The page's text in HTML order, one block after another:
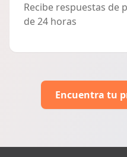
Recibe respuestas de
de 24 horas
Encuentra tu